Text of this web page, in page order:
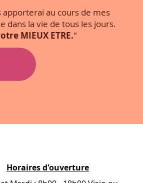
au cours de mes
dans la vie de tous les jours.
MIEUX ETRE."
Horaires d'ouverture